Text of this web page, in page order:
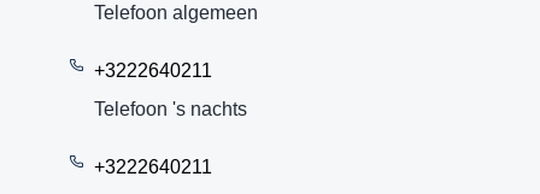
Telefoon algemeen
+3222640211
Telefoon 's nachts
+3222640211